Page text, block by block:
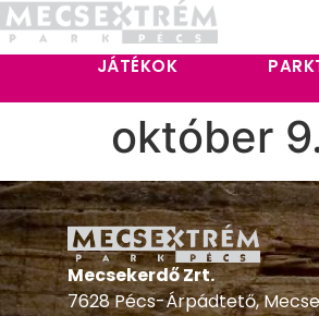
JÁTÉKOK
október
Mecsekerdő Zrt.
7628 Pécs-Árpádtető,